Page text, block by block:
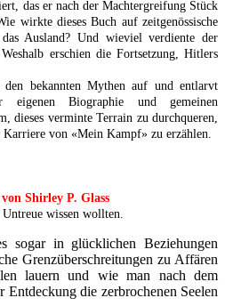
das er nach der Machtergreifung Stück
wirkte dieses Buch auf zeitgenössische
Ausland? Und wieviel verdiente der
erschien die Fortsetzung, Hitlers
bekannten Mythen auf und entlarvt
eigenen Biographie und gemeinen
dieses verminte Terrain zu durchqueren,
von «Mein Kampf» zu erzählen.
Shirley P. Glass
wissen wollten.
sogar in glücklichen Beziehungen
Grenzüberschreitungen zu Affären
lauern und wie man nach dem
Entdeckung die zerbrochenen Seelen